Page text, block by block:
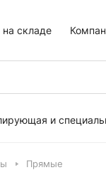
на складе
и
Прямые